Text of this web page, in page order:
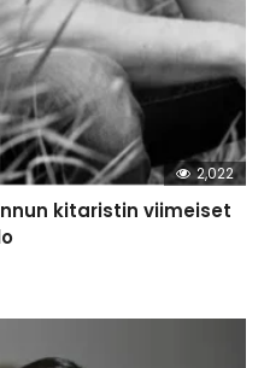
2,022
kitaristin viimeiset